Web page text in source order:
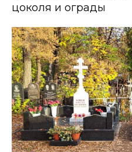
цоколя и ограды